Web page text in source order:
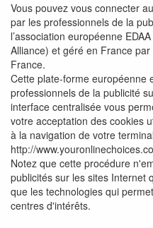
Vous pouvez vous connecter
par les professionnels de la
l’association européenne
Alliance) et géré en France
France.
Cette plate-forme européenne
professionnels de la publicité
interface centralisée vous
votre acceptation des cookies
à la navigation de votre
http://
Notez que cette procédure
publicités sur les sites Internet
que les technologies qui
centres d'intérêts.